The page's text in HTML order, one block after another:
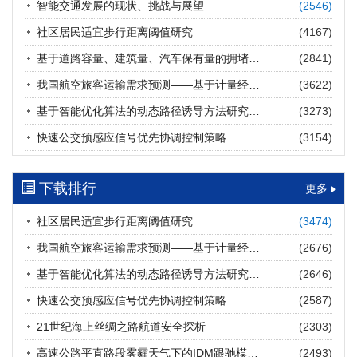
道路建养运通用碳核算方法及应用
王元庆, 王皎, 刘圆圆, 于谦, 刘聂旸子, 杨诗雨
2026, 12(3): 176-189.https://doi.org/10.16503/j.cnki.2095-
9931.2026.03.014
摘要 (11) HTML(11)
西部陆海新通道氢走廊建设对交通运输领域低碳转型的推动作
用
罗文格, 黄承锋, 关海长
2026, 12(3): 190-201.https://doi.org/10.16503/j.cnki.2095-
9931.2026.03.015
摘要 (21) HTML(20)
交能融合背景下零碳货运走廊利益主体的策略演化与影响因素
张海涛, 姚琛, 唐治豪, 谢明辉, 王元庆
2026, 12(3): 202-216.https://doi.org/10.16503/j.cnki.2095-
9931.2026.03.016
摘要 (19) HTML(17)
智能交通发展的现状、挑战与展望 (2546)
社区居民适宜步行距离阈值研究 (4167)
(2841)
(3622)
(3273)
快速公交预感应信号优先协调控制策略 (3154)
下载排行 更多
社区居民适宜步行距离阈值研究 (3474)
(2676)
(2646)
快速公交预感应信号优先协调控制策略 (2587)
21世纪海上丝绸之路航道安全探析 (2303)
(2493)